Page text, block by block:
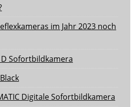
im Jahr 2023 noch
D Sofortbildkamera
Digitale Sofortbildkamera